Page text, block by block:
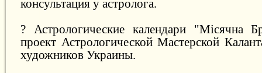
консультация у астролога.
? Астрологические календари "Місячна
проект Астрологической Мастерской
художников Украины.